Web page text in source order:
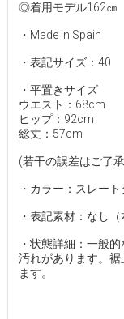
◎着用モデル162㎝
・Made in Spain
・表記サイズ：40
・平置きサイズ
ウエスト：68cm
ヒップ：92cm
総丈：57cm
(若干の誤差はご了
・カラー：スレート
・表記素材：なし（
・状態詳細：一般
汚れがあります。
ます。